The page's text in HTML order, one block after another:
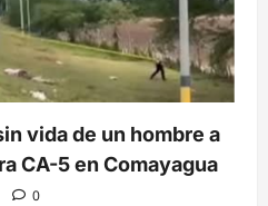
vida de un hombre a
CA-5 en Comayagua
0